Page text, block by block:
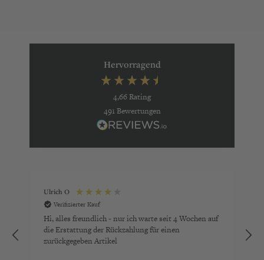
Hervorragend
4,66Rating
491Bewertungen
Ulrich O
Verifizierter Kauf
Hi, alles freundlich - nur ich warte seit 4 Wochen auf
die Erstattung der Rückzahlung für einen
zurückgegeben Artikel